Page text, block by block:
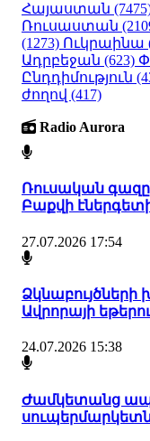
Հայաստան
Ռուսաստան
(1273) Ուկրաինա
Ադրբեջան (623)
Ընդդիմություն
ժողով (417)
Radio Aurora
Ռուսական
Բաքվի
27.07.2026 17:54
Ձկնաբույծների
Ավրորայի
24.07.2026 15:38
Ժամկետանց